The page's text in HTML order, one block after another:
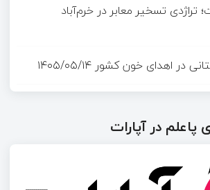
تراژدی تسخیر معابر در خرم‌آباد
در اهدای خون کشور ۱۴۰۵/۰۵/۱۴
پاعلم در آپارات